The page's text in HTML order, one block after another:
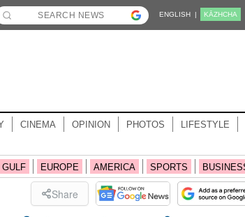
ENGLISH | KĀZHCHA
CINEMA OPINION PHOTOS LIFESTYLE
GULF EUROPE AMERICA SPORTS
Share